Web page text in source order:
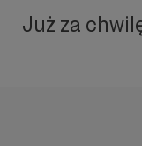
Już za